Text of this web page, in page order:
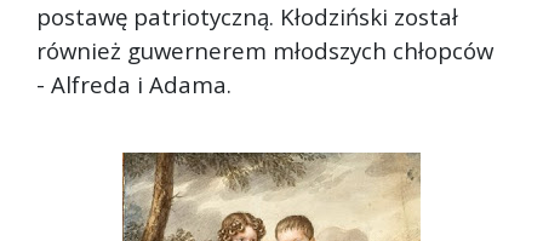
postawę patriotyczną. Kłodziński został
również guwernerem młodszych chłopców
- Alfreda i Adama.